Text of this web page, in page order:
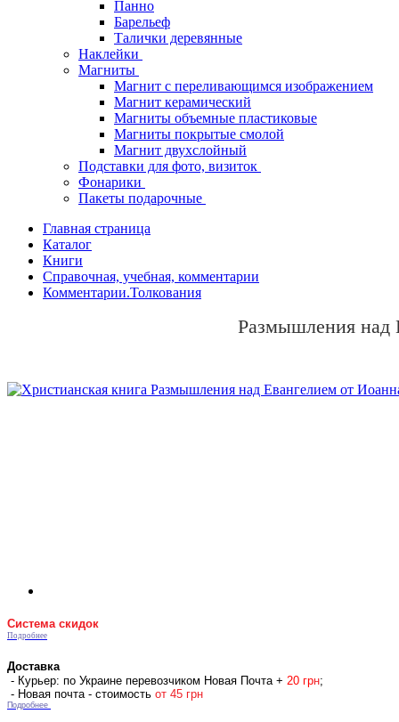
Панно
Барельеф
Талички деревянные
Наклейки
Магниты
Магнит с переливающимся изображением
Магнит керамический
Магниты объемные пластиковые
Магниты покрытые смолой
Магнит двухслойный
Подставки для фото, визиток
Фонарики
Пакеты подарочные
Главная страница
Каталог
Книги
Справочная, учебная, комментарии
Комментарии.Толкования
Размышления над
Система скидок
Подробнее
Доставка
- Курьер: по Украине перевозчиком Новая Почта + 20 грн;
- Новая почта - стоимость от 45 грн
Подробнее